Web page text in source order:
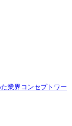
業界コンセプトワー